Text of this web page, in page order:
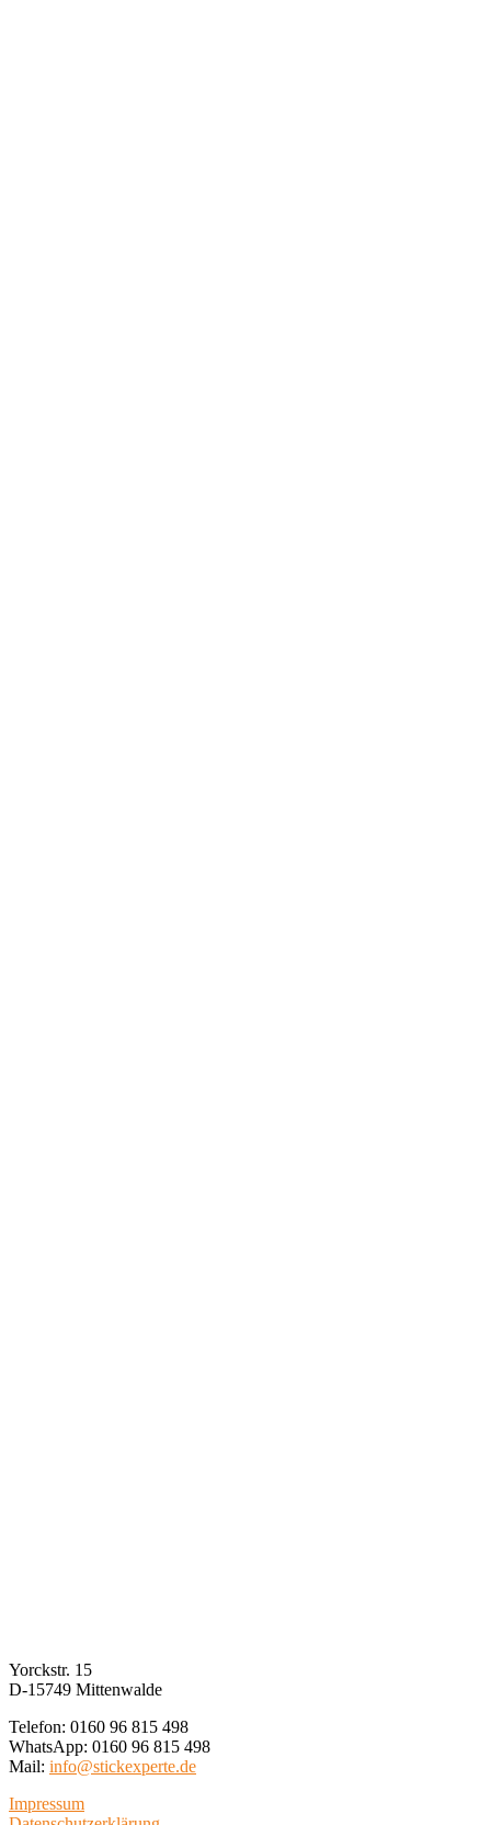
Yorckstr. 15
D-15749 Mittenwalde
Telefon: 0160 96 815 498
WhatsApp: 0160 96 815 498
Mail: info@stickexperte.de
Impressum